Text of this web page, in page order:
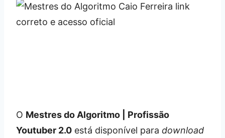
O Mestres do Algoritmo | Profissão
Youtuber 2.0 está disponível para download